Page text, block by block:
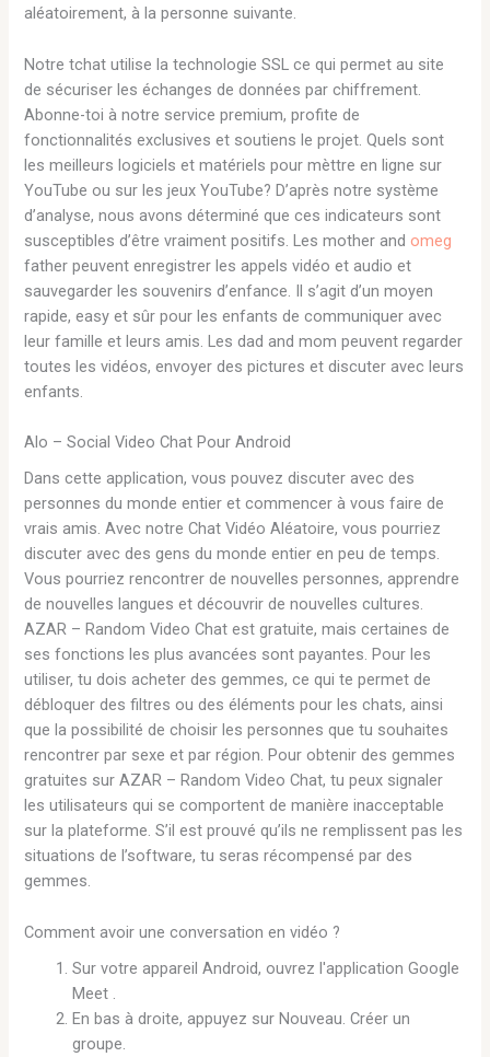
aléatoirement, à la personne suivante.
Notre tchat utilise la technologie SSL ce qui permet au site
de sécuriser les échanges de données par chiffrement.
Abonne-toi à notre service premium, profite de
fonctionnalités exclusives et soutiens le projet. Quels sont
les meilleurs logiciels et matériels pour mèttre en ligne sur
YouTube ou sur les jeux YouTube? D’après notre système
d’analyse, nous avons déterminé que ces indicateurs sont
susceptibles d’être vraiment positifs. Les mother and omeg
father peuvent enregistrer les appels vidéo et audio et
sauvegarder les souvenirs d’enfance. Il s’agit d’un moyen
rapide, easy et sûr pour les enfants de communiquer avec
leur famille et leurs amis. Les dad and mom peuvent regarder
toutes les vidéos, envoyer des pictures et discuter avec leurs
enfants.
Alo – Social Video Chat Pour Android
Dans cette application, vous pouvez discuter avec des
personnes du monde entier et commencer à vous faire de
vrais amis. Avec notre Chat Vidéo Aléatoire, vous pourriez
discuter avec des gens du monde entier en peu de temps.
Vous pourriez rencontrer de nouvelles personnes, apprendre
de nouvelles langues et découvrir de nouvelles cultures.
AZAR – Random Video Chat est gratuite, mais certaines de
ses fonctions les plus avancées sont payantes. Pour les
utiliser, tu dois acheter des gemmes, ce qui te permet de
débloquer des filtres ou des éléments pour les chats, ainsi
que la possibilité de choisir les personnes que tu souhaites
rencontrer par sexe et par région. Pour obtenir des gemmes
gratuites sur AZAR – Random Video Chat, tu peux signaler
les utilisateurs qui se comportent de manière inacceptable
sur la plateforme. S’il est prouvé qu’ils ne remplissent pas les
situations de l’software, tu seras récompensé par des
gemmes.
Comment avoir une conversation en vidéo ?
Sur votre appareil Android, ouvrez l'application Google
Meet .
En bas à droite, appuyez sur Nouveau. Créer un
groupe.